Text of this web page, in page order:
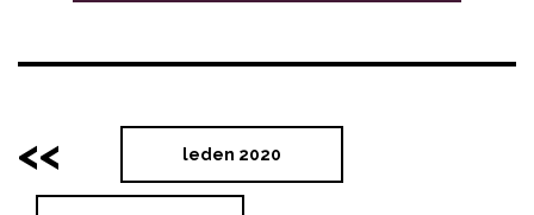
<< leden 2020